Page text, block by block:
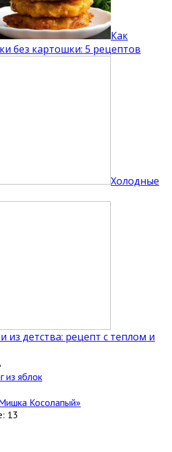
Как
без картошки: 5 рецептов
Холодные
из детства: рецепт с теплом и
из яблок
Косолапый»
13